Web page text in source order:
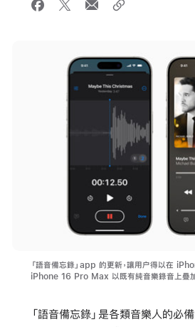
「語音備忘錄」app 的更新，讓用户得以在
iPhone 16 Pro Max 以既有純音樂錄音上疊加
「語音備忘錄」是各類音樂人的必